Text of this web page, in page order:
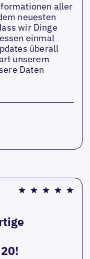
aller
neuesten
wir Dinge
einmal
überall
unserem
Daten